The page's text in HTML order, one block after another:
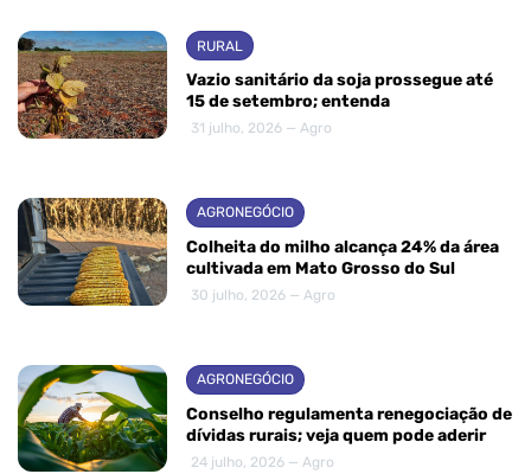
RURAL
Vazio sanitário da soja prossegue até
15 de setembro; entenda
31 julho, 2026 — Agro
AGRONEGÓCIO
Colheita do milho alcança 24% da área
cultivada em Mato Grosso do Sul
30 julho, 2026 — Agro
AGRONEGÓCIO
Conselho regulamenta renegociação de
dívidas rurais; veja quem pode aderir
24 julho, 2026 — Agro